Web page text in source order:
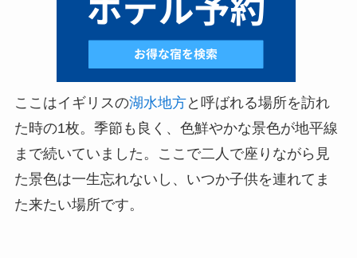
ここはイギリスの湖水地方と呼ばれる場所を訪れ
た時の1枚。季節も良く、色鮮やかな景色が地平線
まで続いていました。ここで二人で座りながら見
た景色は一生忘れないし、いつか子供を連れてま
た来たい場所です。